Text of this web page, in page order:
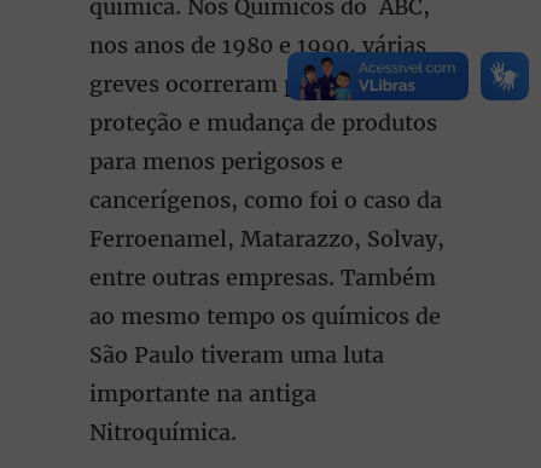
química. Nos Químicos do ABC,
nos anos de 1980 e 1990, várias
greves ocorreram para exigir
proteção e mudança de produtos
para menos perigosos e
cancerígenos, como foi o caso da
Ferroenamel, Matarazzo, Solvay,
entre outras empresas. Também
ao mesmo tempo os químicos de
São Paulo tiveram uma luta
importante na antiga
Nitroquímica.